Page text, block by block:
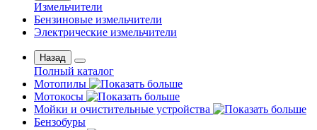
Измельчители
Бензиновые измельчители
Электрические измельчители
Назад
Полный каталог
Мотопилы
Мотокосы
Мойки и очистительные устройства
Бензобуры